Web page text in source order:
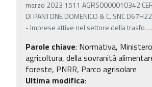
marzo 2023 1511 AGRS0000010342
DI PANTONE DOMENICO & C. SNC
- Imprese attive nel settore della trasfo …
Parole chiave: Normativa,
agricoltura, della sovranità
foreste, PNRR, Parco agrisolare
Ultima modifica: